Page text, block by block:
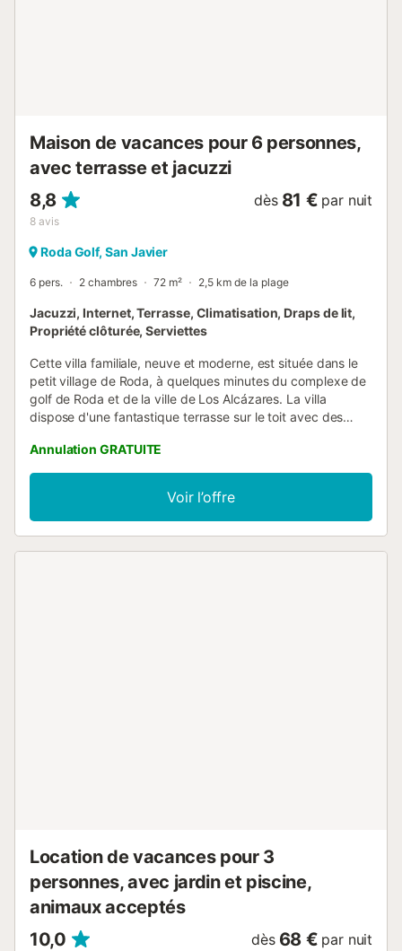
Maison de vacances pour 6 personnes,
avec terrasse et jacuzzi
8,8
8 avis
dès 81 € par nuit
Roda Golf, San Javier
6 pers. 2 chambres 72 m² 2,5 km de la plage
Jacuzzi, Internet, Terrasse, Climatisation, Draps de lit,
Propriété clôturée, Serviettes
Cette villa familiale, neuve et moderne, est située dans le
petit village de Roda, à quelques minutes du complexe de
golf de Roda et de la ville de Los Alcázares. La villa
dispose d'une fantastique terrasse sur le toit avec des
chaises pour manger dehors, ainsi qu'un jacuzzi et un
parasol. La villa comprend deux chambres et deux salles
de bains avec des portes-fenêtres donnant sur le patio
arrière. Il y a un grand salon avec un canapé-lit, des
fauteuils et une grande télévision à écran plat donnant sur
Annulation GRATUITE
Voir l’offre
Location de vacances pour 3
personnes, avec jardin et piscine,
animaux acceptés
10,0
dès 68 € par nuit